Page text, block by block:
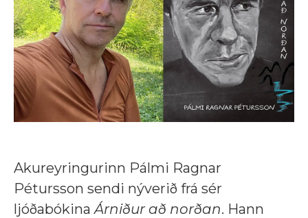
Akureyringurinn Pálmi Ragnar
Pétursson sendi nýverið frá sér
ljóðabókinaÁrniður að norðan. Hann